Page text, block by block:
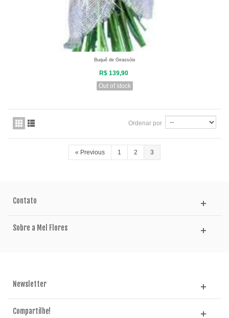
Buquê de Girassóis
R$ 139,90
Out of stock
Ordenar por
« Previous 1 2 3
Contato
Sobre a Mel Flores
Newsletter
Compartilhe!